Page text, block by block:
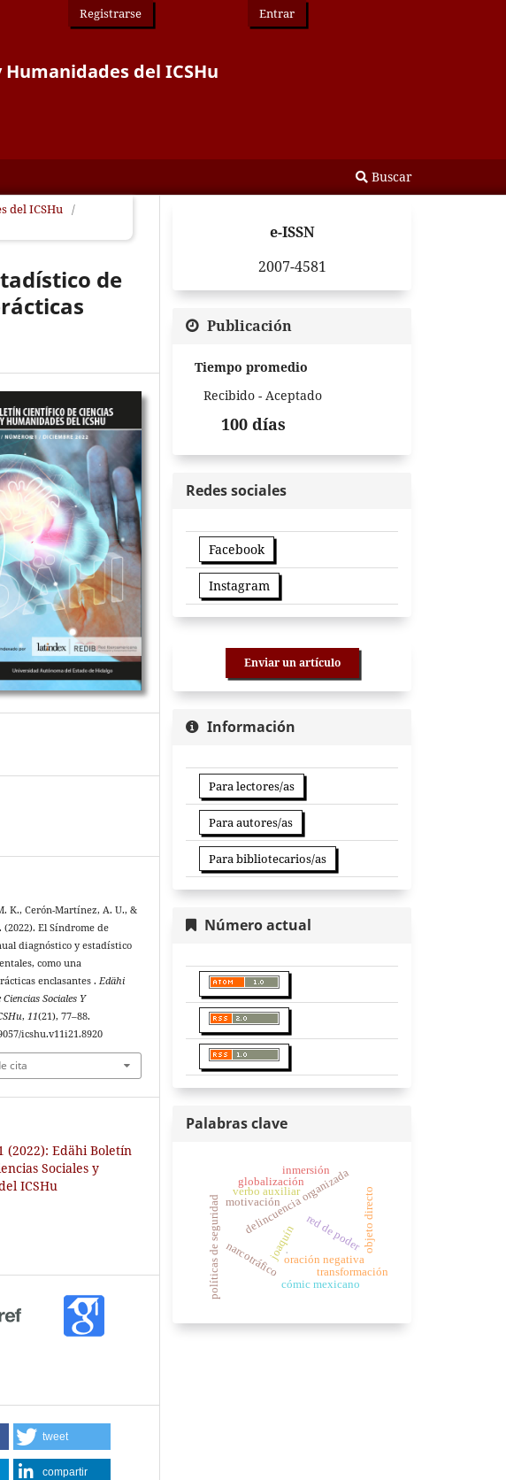
del ICSHu
Buscar
Registrarse Entrar
del ICSHu /
de
K., Cerón-Martínez, A. U., &
(2022). El Síndrome de
diagnóstico y estadístico
como una
enclasantes .Edähi
Sociales Y
,11(21), 77–88.
icshu.v11i21.8920
cita
(2022): Edähi Boletín
Sociales y
ICSHu
tweet
compartir
e-ISSN
2007-4581
Publicación
Tiempo promedio
Recibido - Aceptado
100 días
Redes sociales
Facebook
Instagram
Enviar un artículo
Información
Para lectores/as
Para autores/as
Para bibliotecarios/as
Número actual
Palabras clave
.
narcotráfico
delincuencia organizada
políticas de seguridad red de poder
joaquínoración negativa
verbo auxiliar objeto directo
transformación
globalización
motivación
inmersión
cómic mexicano